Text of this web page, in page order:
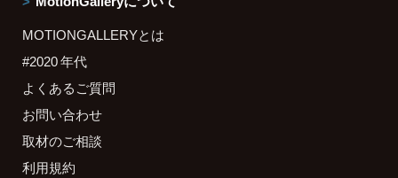
MOTIONGALLERYとは
#2020 年代
よくあるご質問
お問い合わせ
取材のご相談
利用規約